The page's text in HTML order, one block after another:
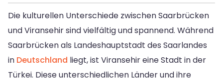
Die kulturellen Unterschiede zwischen Saarbrücken
und Viransehir sind vielfältig und spannend. Während
Saarbrücken als Landeshauptstadt des Saarlandes
in Deutschland liegt, ist Viransehir eine Stadt in der
Türkei. Diese unterschiedlichen Länder und ihre